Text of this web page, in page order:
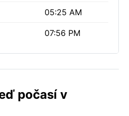
05:25 AM
07:56 PM
počasí v